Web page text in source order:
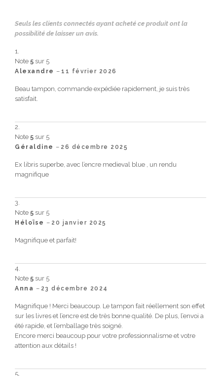
Seuls les clients connectés ayant acheté ce produit ont la
possibilité de laisser un avis.
Note 5 sur 5
Alexandre – 11 février 2026
Beau tampon, commande expédiée rapidement, je suis très
satisfait.
Note 5 sur 5
Géraldine – 26 décembre 2025
Ex libris superbe, avec l’encre medieval blue , un rendu
magnifique
Note 5 sur 5
Héloïse – 20 janvier 2025
Magnifique et parfait!
Note 5 sur 5
Anna – 23 décembre 2024
Magnifique ! Merci beaucoup. Le tampon fait réellement son effet
sur les livres et l’encre est de très bonne qualité. De plus, l’envoi a
été rapide, et l’emballage très soigné.
Encore merci beaucoup pour votre professionnalisme et votre
attention aux détails !